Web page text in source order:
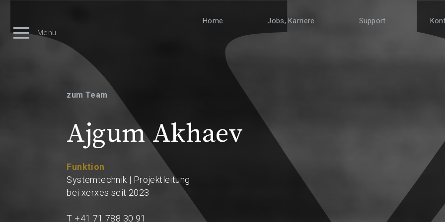
Home Jobs, Karriere Support
Menü
zum Team
Ajgum Akhaev
Funktion
Systemtechnik | Projektleitung
bei xerxes seit 2023
T +41 71 788 30 91